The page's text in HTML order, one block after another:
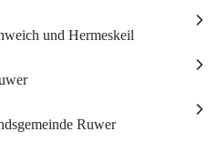
und Hermeskeil
Ruwer